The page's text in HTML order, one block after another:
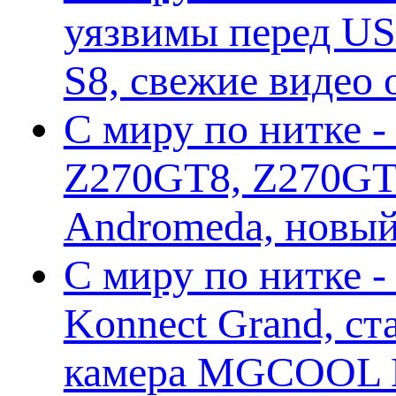
уязвимы перед
S8, свежие
С миру по нитке -
Z270GT8,
Andromeda,
С миру по нитке -
Konnect Grand,
камера MGCOOL